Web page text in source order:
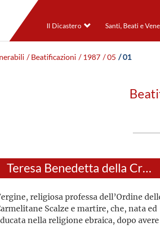
Il Dicastero Santi, Beati e
/ Beatificazioni / 1987 / 05 / 01
Teresa Benedetta della Croce
religiosa professa dell’Ordine
Scalze e martire, che, nata ed
nella religione ebraica, dopo